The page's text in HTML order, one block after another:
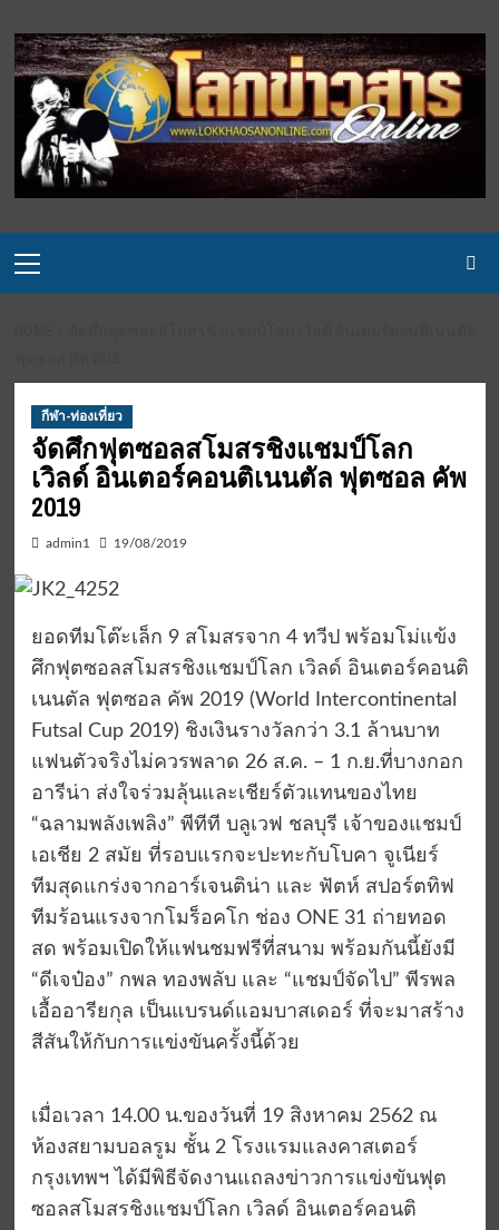
to
content
Menu
กีฬา-ท่องเที่ยว
จัดศึกฟุตซอลสโมสรชิงแชมป์โลก
เวิลด์ อินเตอร์คอนติเนนตัล ฟุตซอล คัพ
2019
admin1 19/08/2019
ยอดทีมโต๊ะเล็ก 9 สโมสรจาก 4 ทวีป พร้อมโม่แข้ง
ศึกฟุตซอลสโมสรชิงแชมป์โลก เวิลด์ อินเตอร์คอนติ
เนนตัล ฟุตซอล คัพ 2019 (World Intercontinental
Futsal Cup 2019) ชิงเงินรางวัลกว่า 3.1 ล้านบาท
แฟนตัวจริงไม่ควรพลาด 26 ส.ค. – 1 ก.ย.ที่บางกอก
อารีน่า ส่งใจร่วมลุ้นและเชียร์ตัวแทนของไทย
“ฉลามพลังเพลิง” พีทีที บลูเวฟ ชลบุรี เจ้าของแชมป์
เอเชีย 2 สมัย ที่รอบแรกจะปะทะกับโบคา จูเนียร์
ทีมสุดแกร่งจากอาร์เจนติน่า และ ฟัตห์ สปอร์ตทิฟ
ทีมร้อนแรงจากโมร็อคโก ช่อง ONE 31 ถ่ายทอด
สด พร้อมเปิดให้แฟนชมฟรีที่สนาม พร้อมกันนี้ยังมี
“ดีเจป๋อง” กพล ทองพลับ และ “แชมป์จัดไป” พีรพล
เอื้ออารียกุล เป็นแบรนด์แอมบาสเดอร์ ที่จะมาสร้าง
สีสันให้กับการแข่งขันครั้งนี้ด้วย
เมื่อเวลา 14.00 น.ของวันที่ 19 สิงหาคม 2562 ณ
ห้องสยามบอลรูม ชั้น 2 โรงแรมแลงคาสเตอร์
กรุงเทพฯ ได้มีพิธีจัดงานแถลงข่าวการแข่งขันฟุต
ซอลสโมสรชิงแชมป์โลก เวิลด์ อินเตอร์คอนติ